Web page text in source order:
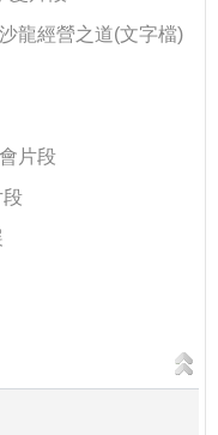
龍經營之道(文字檔)
片段
段